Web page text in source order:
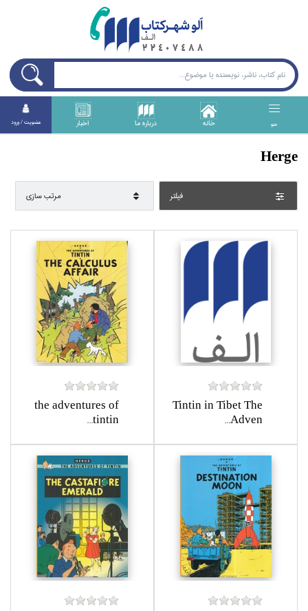
منو خانه درباره ما اخبار عضويت / ورود
Herge
فيلتر مرتب سازي
Tintin in Tibet The
Adven...
the adventures of
tintin...